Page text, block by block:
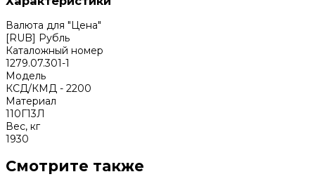
Валюта для "Цена"
[RUB] Рубль
Каталожный номер
1279.07.301-1
Модель
КСД/КМД - 2200
Материал
110Г13Л
Вес, кг
1930
Смотрите также